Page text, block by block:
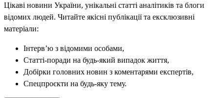
Цікаві новини України, унікальні статті аналітиків та блоги
відомих людей. Читайте якісні публікації та ексклюзивні
матеріали:
Інтерв’ю з відомими особами,
Статті-поради на будь-який випадок життя,
Добірки головних новин з коментарями експертів,
Спецпроєкти на будь-яку тему.